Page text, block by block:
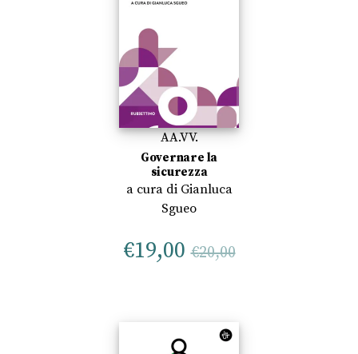
AA.VV.
Governare la
sicurezza
a cura di Gianluca
Sgueo
€19,00 €20,00